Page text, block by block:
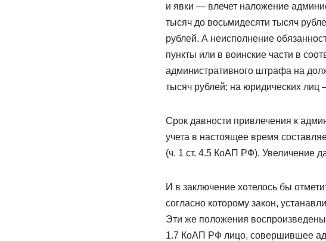
и явки — влечет наложение
тысяч до восьмидесяти тысяч
рублей. А неисполнение
пункты или в воинские части в
административного штрафа на
тысяч рублей; на юридических лиц
Срок давности привлечения к
учета в настоящее время
(ч. 1 ст. 4.5 КоАП РФ). Увеличение
И в заключение хотелось бы
согласно которому закон,
Эти же положения
1.7 КоАП РФ лицо, совершившее